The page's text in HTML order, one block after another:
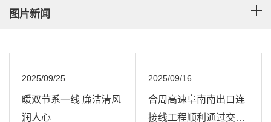
图片新闻
2025/09/25
暖双节系一线 廉洁清风
润人心
2025/09/16
合周高速阜南南出口连
接线工程顺利通过交工